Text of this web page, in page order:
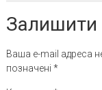
Залишити
Ваша e-mail адреса
позначені *